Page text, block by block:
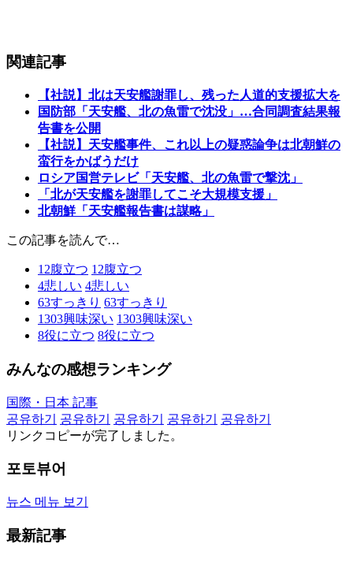
関連記事
【社説】北は天安艦謝罪し、残った人道的支援拡大を
国防部「天安艦、北の魚雷で沈没」…合同調査結果報
告書を公開
【社説】天安艦事件、これ以上の疑惑論争は北朝鮮の
蛮行をかばうだけ
ロシア国営テレビ「天安艦、北の魚雷で撃沈」
「北が天安艦を謝罪してこそ大規模支援」
北朝鮮「天安艦報告書は謀略」
この記事を読んで…
12腹立つ 12腹立つ
4悲しい 4悲しい
63すっきり 63すっきり
1303興味深い 1303興味深い
8役に立つ 8役に立つ
みんなの感想ランキング
国際・日本 記事
공유하기
공유하기 공유하기 공유하기
공유하기
リンクコピーが完了しました。
포토뷰어
뉴스 메뉴 보기
最新記事